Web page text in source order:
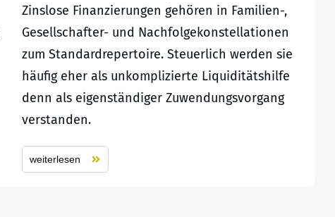
Zinslose Finanzierungen gehören in Familien-,
Gesellschafter- und Nachfolgekonstellationen
zum Standardrepertoire. Steuerlich werden sie
häufig eher als unkomplizierte Liquiditätshilfe
denn als eigenständiger Zuwendungsvorgang
verstanden.
weiterlesen